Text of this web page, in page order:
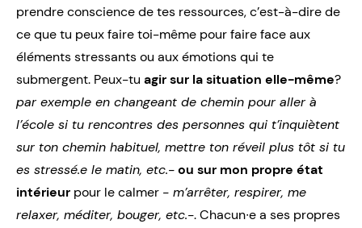
prendre conscience de tes ressources, c’est-à-dire de
ce que tu peux faire toi-même pour faire face aux
éléments stressants ou aux émotions qui te
submergent. Peux-tu agir sur la situation elle-même?
par exemple en changeant de chemin pour aller à
l’école si tu rencontres des personnes qui t’inquiètent
sur ton chemin habituel, mettre ton réveil plus tôt si tu
es stressé.e le matin, etc.-ou sur mon propre état
intérieur pour le calmer - m’arrêter, respirer, me
relaxer, méditer, bouger, etc.-. Chacun∙e a ses propres